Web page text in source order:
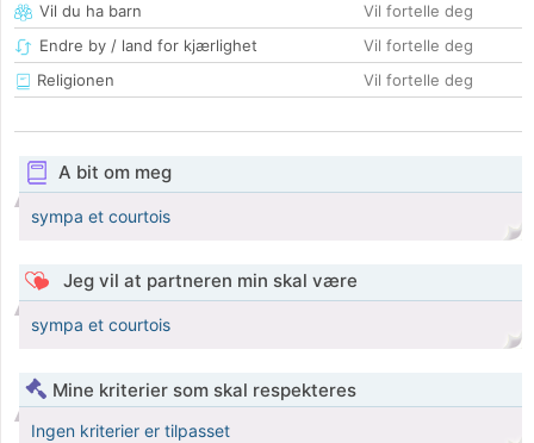
Vil du ha barn
Vil fortelle deg
Endre by / land for kjærlighet
Vil fortelle deg
Religionen
Vil fortelle deg
A bit om meg
sympa et courtois
Jeg vil at partneren min skal være
sympa et courtois
Mine kriterier som skal respekteres
Ingen kriterier er tilpasset